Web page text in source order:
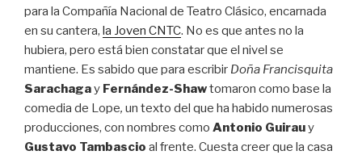
para la Compañía Nacional de Teatro Clásico, encarnada
en su cantera, la Joven CNTC. No es que antes no la
hubiera, pero está bien constatar que el nivel se
mantiene. Es sabido que para escribir Doña Francisquita
Sarachagay Fernández-Shawtomaron como base la
comedia de Lope, un texto del que ha habido numerosas
producciones, con nombres como Antonio Guirauy
Gustavo Tambascio al frente. Cuesta creer que la casa